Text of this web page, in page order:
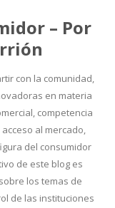
– Por
con la comunidad,
en materia
competencia
al mercado,
del consumidor
de este blog es
los temas de
de las instituciones